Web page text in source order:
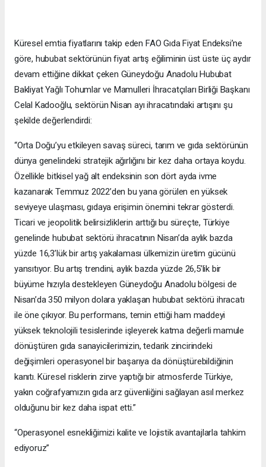
Küresel emtia fiyatlarını takip eden FAO Gıda Fiyat Endeksi’ne
göre, hububat sektörünün fiyat artış eğiliminin üst üste üç aydır
devam ettiğine dikkat çeken Güneydoğu Anadolu Hububat
Bakliyat Yağlı Tohumlar ve Mamulleri İhracatçıları Birliği Başkanı
Celal Kadooğlu, sektörün Nisan ayı ihracatındaki artışını şu
şekilde değerlendirdi:
“Orta Doğu’yu etkileyen savaş süreci, tarım ve gıda sektörünün
dünya genelindeki stratejik ağırlığını bir kez daha ortaya koydu.
Özellikle bitkisel yağ alt endeksinin son dört ayda ivme
kazanarak Temmuz 2022’den bu yana görülen en yüksek
seviyeye ulaşması, gıdaya erişimin önemini tekrar gösterdi.
Ticari ve jeopolitik belirsizliklerin arttığı bu süreçte, Türkiye
genelinde hububat sektörü ihracatının Nisan’da aylık bazda
yüzde 16,3’lük bir artış yakalaması ülkemizin üretim gücünü
yansıtıyor. Bu artış trendini, aylık bazda yüzde 26,5’lik bir
büyüme hızıyla destekleyen Güneydoğu Anadolu bölgesi de
Nisan’da 350 milyon dolara yaklaşan hububat sektörü ihracatı
ile öne çıkıyor. Bu performans, temin ettiği ham maddeyi
yüksek teknolojili tesislerinde işleyerek katma değerli mamule
dönüştüren gıda sanayicilerimizin, tedarik zincirindeki
değişimleri operasyonel bir başarıya da dönüştürebildiğinin
kanıtı. Küresel risklerin zirve yaptığı bir atmosferde Türkiye,
yakın coğrafyamızın gıda arz güvenliğini sağlayan asıl merkez
olduğunu bir kez daha ispat etti.”
“Operasyonel esnekliğimizi kalite ve lojistik avantajlarla tahkim
ediyoruz”